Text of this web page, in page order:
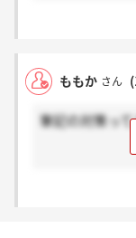
ももか さん
筆記の対策っ